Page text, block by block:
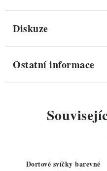
Diskuze
Ostatní informace
Dortové svíčky barevné